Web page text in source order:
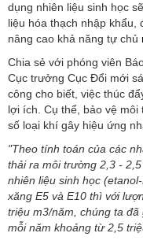
dụng nhiên liệu sinh học
liệu hóa thạch nhập khẩu,
nâng cao khả năng tự chủ
Chia sẻ với phóng viên
Cục trưởng Cục Đổi mới
công cho biết, việc thúc
lợi ích. Cụ thể, bảo vệ
số loại khí gây hiệu ứng
"Theo tính toán của các
thải ra môi trường 2,3 -
nhiên liệu sinh học
xăng E5 và E10 thì với
triệu m3/năm, chúng ta
mỗi năm khoảng từ 2,5